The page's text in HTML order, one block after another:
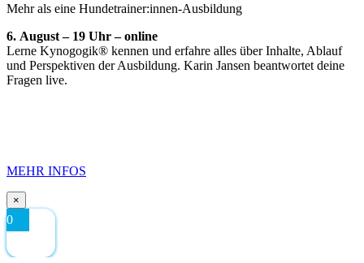
Mehr als eine Hundetrainer:innen-Ausbildung
6. August – 19 Uhr – online
Lerne Kynogogik® kennen und erfahre alles über Inhalte, Ablauf
und Perspektiven der Ausbildung. Karin Jansen beantwortet deine
Fragen live.
MEHR INFOS
×
0